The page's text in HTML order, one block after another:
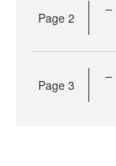
Page 2
Page 3